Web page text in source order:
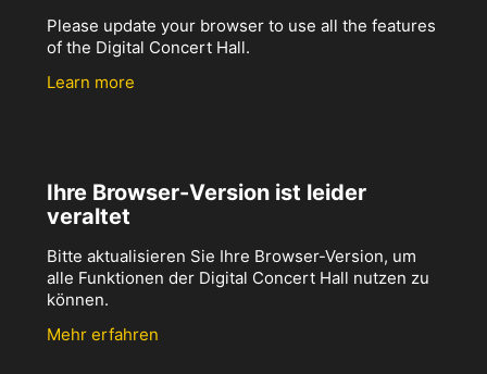
Please update your browser to use all the features
of the Digital Concert Hall.
Learn more
Ihre Browser-Version ist leider
veraltet
Bitte aktualisieren Sie Ihre Browser-Version, um
alle Funktionen der Digital Concert Hall nutzen zu
können.
Mehr erfahren